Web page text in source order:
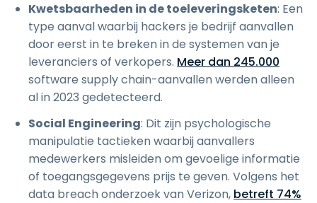
Kwetsbaarheden in de toeleveringsketen: Een
type aanval waarbij hackers je bedrijf aanvallen
door eerst in te breken in de systemen van je
leveranciers of verkopers. Meer dan 245.000
software supply chain-aanvallen werden alleen
al in 2023 gedetecteerd.
Social Engineering: Dit zijn psychologische
manipulatie tactieken waarbij aanvallers
medewerkers misleiden om gevoelige informatie
of toegangsgegevens prijs te geven. Volgens het
data breach onderzoek van Verizon, betreft 74%